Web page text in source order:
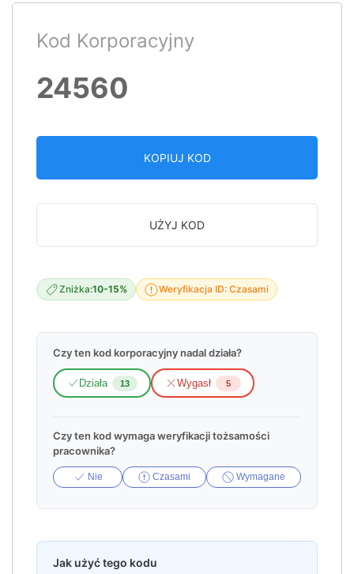
Kod Korporacyjny
24560
KOPIUJ KOD
UŻYJ KOD
Zniżka:10-15% Weryfikacja ID: Czasami
Czy ten kod korporacyjny nadal działa?
Działa 13 Wygasł 5
Czy ten kod wymaga weryfikacji tożsamości
pracownika?
Nie Czasami Wymagane
Jak użyć tego kodu